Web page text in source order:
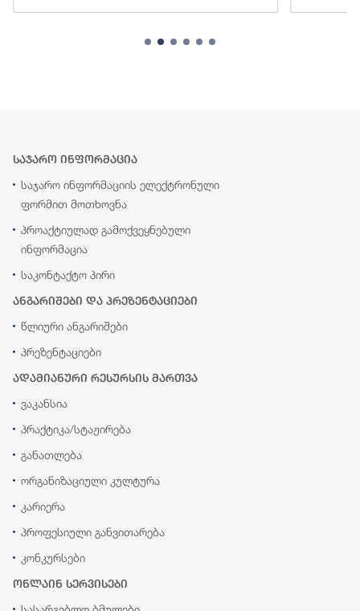
საჯარო ინფორმაცია
საჯარო ინფორმაციის ელექტრონული
ფორმით მოთხოვნა
პროაქტიულად გამოქვეყნებული
ინფორმაცია
საკონტაქტო პირი
ანგარიშები და პრეზენტაციები
წლიური ანგარიშები
პრეზენტაციები
ადამიანური რესურსის მართვა
ვაკანსია
პრაქტიკა/სტაჟირება
განათლება
ორგანიზაციული კულტურა
კარიერა
პროფესიული განვითარება
კონკურსები
ონლაინ სერვისები